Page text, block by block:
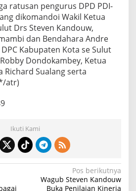
ratusan pengurus DPD PDI-
dikomandoi Wakil Ketua
Drs Steven Kandouw,
dan Bendahara Andre
Kabupaten Kota se Sulut
Dondokambey, Ketua
Richard Sualang serta
atr)
Ikuti Kami
Pos berikutnya
Wagub Steven Kandouw
Buka Penilaian Kinerja